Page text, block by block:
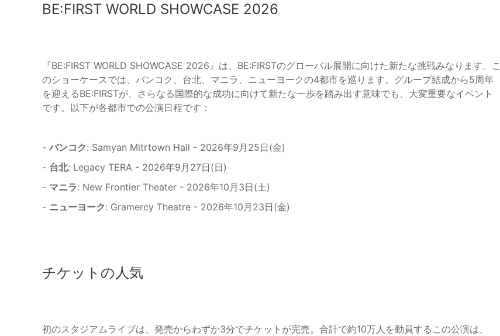
BE:FIRST WORLD SHOWCASE 2026
『BE:FIRST WORLD SHOWCASE 2026』は、BE:FIRSTのグローバル展開に向けた新たな挑戦みなります。こ
のショーケースでは、バンコク、台北、マニラ、ニューヨークの4都市を巡ります。グループ結成から5周年
を迎えるBE:FIRSTが、さらなる国際的な成功に向けて新たな一歩を踏み出す意味でも、大変重要なイベント
です。以下が各都市での公演日程です：
- バンコク: Samyan Mitrtown Hall - 2026年9月25日(金)
- 台北: Legacy TERA - 2026年9月27日(日)
- マニラ: New Frontier Theater - 2026年10月3日(土)
- ニューヨーク: Gramercy Theatre - 2026年10月23日(金)
チケットの人気
初のスタジアムライブは、発売からわずか3分でチケットが完売。合計で約10万人を動員するこの公演は、